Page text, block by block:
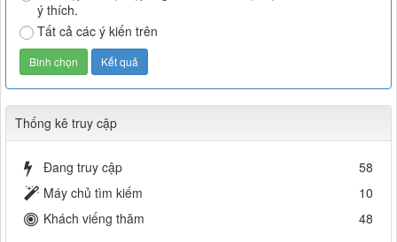
ý thích.
Tất cả các ý kiến trên
Thống kê truy cập
Đang truy cập
58
Máy chủ tìm kiếm
10
Khách viếng thăm
48